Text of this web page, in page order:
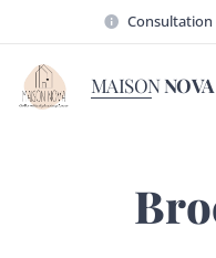
Consultation
MAISON NOVA